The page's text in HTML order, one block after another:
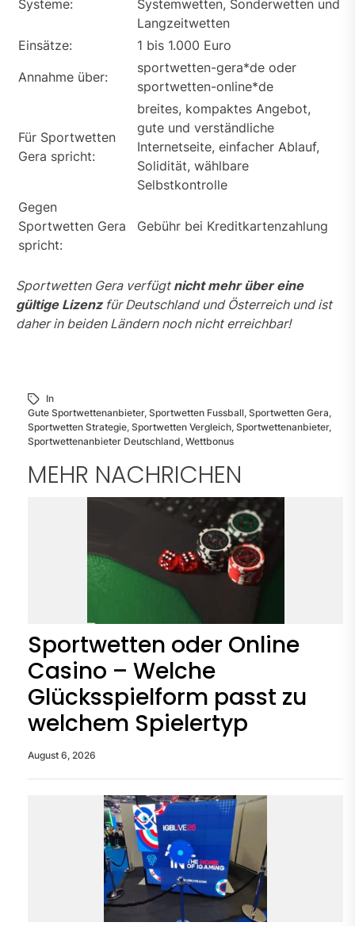
Systeme:
Systemwetten, Sonderwetten und
Langzeitwetten
Einsätze:
1 bis 1.000 Euro
Annahme über:
sportwetten-gera*de oder
sportwetten-online*de
Für Sportwetten
Gera spricht:
breites, kompaktes Angebot,
gute und verständliche
Internetseite, einfacher Ablauf,
Solidität, wählbare
Selbstkontrolle
Gegen
Sportwetten Gera
spricht:
Gebühr bei Kreditkartenzahlung
Sportwetten Gera verfügt nicht mehr über eine
gültige Lizenzfür Deutschland und Österreich und ist
daher in beiden Ländern noch nicht erreichbar!
In
Gute Sportwettenanbieter, Sportwetten Fussball, Sportwetten Gera,
Sportwetten Strategie, Sportwetten Vergleich, Sportwettenanbieter,
Sportwettenanbieter Deutschland, Wettbonus
MEHR NACHRICHEN
Sportwetten oder Online
Casino – Welche
Glücksspielform passt zu
welchem Spielertyp
August 6, 2026